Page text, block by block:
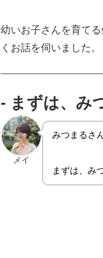
幼いお子さんを育て
くお話を伺いました。
- まずは、み
メイ
みつまるさ
まずは、み